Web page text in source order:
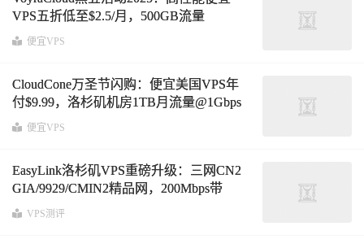
VPS五折低至$2.5/月，500GB流量
@200Mbps带宽，洛杉矶华盛顿法兰克福
便宜VPS
CloudCone万圣节闪购：便宜美国VPS年
付$9.99，洛杉矶机房1TB月流量@1Gbps
带宽
便宜VPS
EasyLink洛杉矶VPS重磅升级：三网CN2
GIA/9929/CMIN2精品网，200Mbps带
宽/300GB流量仅$5/月，性能与低延迟再
VPS测评